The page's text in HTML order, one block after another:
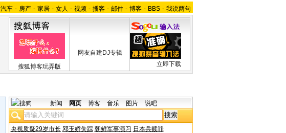
汽车 - 房产 - 家居 - 女人 - 视频 - 播客 - 邮件 - 博客 - BBS - 我说两句
搜狐博客玩弄版
网友自建DJ专辑
立即下载
新闻 网页 博客 音乐 图片 说吧
央视质疑29岁市长 邓玉娇失踪 朝鲜军事演习 日本兵赎罪